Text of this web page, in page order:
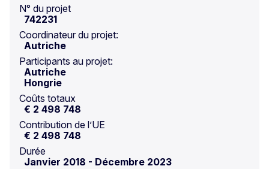
N° du projet
742231
Coordinateur du projet:
Autriche
Participants au projet:
Autriche
Hongrie
Coûts totaux
€ 2 498 748
Contribution de l’UE
€ 2 498 748
Durée
Janvier 2018 - Décembre 2023